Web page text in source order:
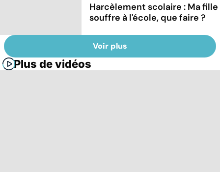
Harcèlement scolaire : Ma fille
souffre à l'école, que faire ?
Voir plus
Plus de vidéos